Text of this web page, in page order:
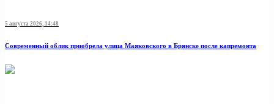
5 августа 2026, 14:48
Современный облик приобрела улица Маяковского в Брянске после капремонта